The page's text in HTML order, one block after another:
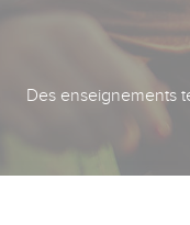
Des enseignements